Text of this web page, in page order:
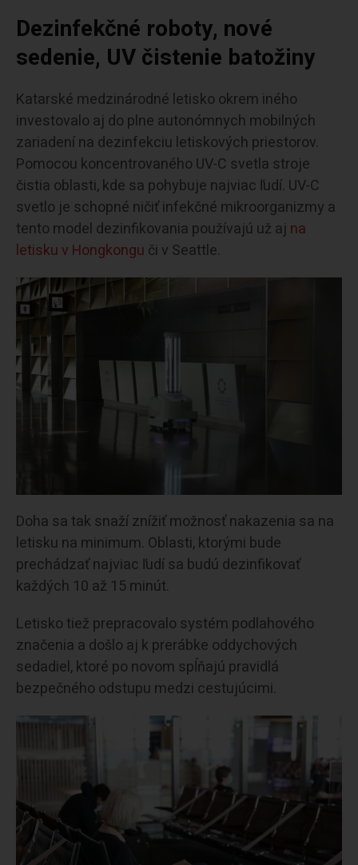
Dezinfekčné roboty, nové
sedenie, UV čistenie batožiny
Katarské medzinárodné letisko okrem iného
investovalo aj do plne autonómnych mobilných
zariadení na dezinfekciu letiskových priestorov.
Pomocou koncentrovaného UV-C svetla stroje
čistia oblasti, kde sa pohybuje najviac ľudí. UV-C
svetlo je schopné ničiť infekčné mikroorganizmy a
tento model dezinfikovania používajú už aj na
letisku v Hongkongu či v Seattle.
Doha sa tak snaží znížiť možnosť nakazenia sa na
letisku na minimum. Oblasti, ktorými bude
prechádzať najviac ľudí sa budú dezinfikovať
každých 10 až 15 minút.
Letisko tiež prepracovalo systém podlahového
značenia a došlo aj k prerábke oddychových
sedadiel, ktoré po novom spĺňajú pravidlá
bezpečného odstupu medzi cestujúcimi.